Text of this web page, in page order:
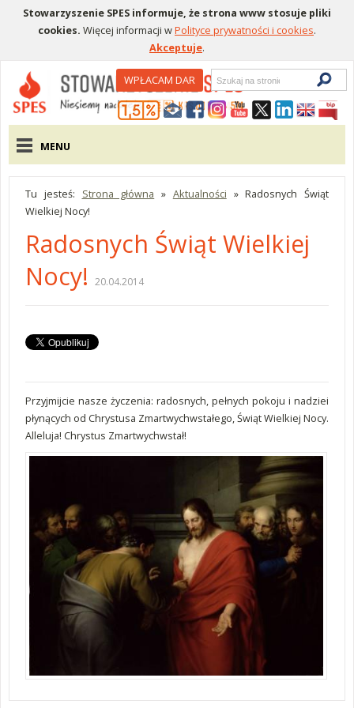
Stowarzyszenie SPES informuje, że strona www stosuje pliki
cookies. Więcej informacji wPolityce prywatności i cookies.
Akceptuje.
Menu pomocniczeWPŁACAM DAR
Wyszukiwarka
Menu główne
MENU
Tu jesteś: Strona główna » Aktualności »Radosnych Świąt
Wielkiej Nocy!
Radosnych Świąt Wielkiej
Nocy! 20.04.2014
Przyjmijcie nasze życzenia: radosnych, pełnych pokoju i nadziei
płynących od Chrystusa Zmartwychwstałego, Świąt Wielkiej Nocy.
Alleluja! Chrystus Zmartwychwstał!